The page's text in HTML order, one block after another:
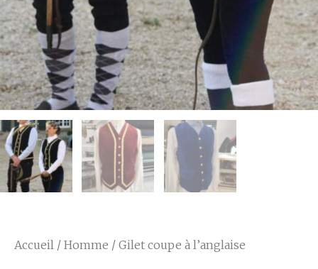
Accueil / Homme / Gilet coupe à l’anglaise